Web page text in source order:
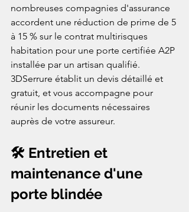
nombreuses compagnies d'assurance
accordent une réduction de prime de 5
à 15 % sur le contrat multirisques
habitation pour une porte certifiée A2P
installée par un artisan qualifié.
3DSerrure établit un devis détaillé et
gratuit, et vous accompagne pour
réunir les documents nécessaires
auprès de votre assureur.
🛠️ Entretien et
maintenance d'une
porte blindée